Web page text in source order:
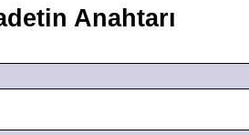
Anahtarı